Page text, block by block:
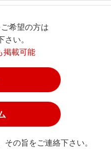
希望の方は
い。
掲載可能
の旨をご連絡下さい。